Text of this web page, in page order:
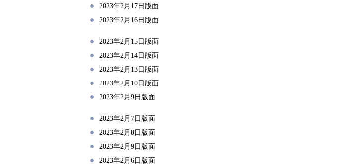
2023年2月17日版面
2023年2月16日版面
2023年2月15日版面
2023年2月14日版面
2023年2月13日版面
2023年2月10日版面
2023年2月9日版面
2023年2月7日版面
2023年2月8日版面
2023年2月9日版面
2023年2月6日版面